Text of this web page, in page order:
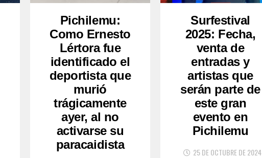
Pichilemu:
Como Ernesto
Lértora fue
identificado el
deportista que
murió
trágicamente
ayer, al no
activarse su
paracaidista
Surfestival
2025: Fecha,
venta de
entradas y
artistas que
serán parte de
este gran
evento en
Pichilemu
25 DE OCTUBRE DE 2024